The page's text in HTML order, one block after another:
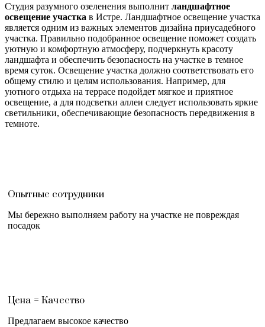
Студия разумного озеленения выполнит ландшафтное
освещение участка в Истре. Ландшафтное освещение участка
является одним из важных элементов дизайна приусадебного
участка. Правильно подобранное освещение поможет создать
уютную и комфортную атмосферу, подчеркнуть красоту
ландшафта и обеспечить безопасность на участке в темное
время суток. Освещение участка должно соответствовать его
общему стилю и целям использования. Например, для
уютного отдыха на террасе подойдет мягкое и приятное
освещение, а для подсветки аллеи следует использовать яркие
светильники, обеспечивающие безопасность передвижения в
темноте.
Опытные сотрудники
Мы бережно выполняем работу на участке не повреждая
посадок
Цена = Качество
Предлагаем высокое качество